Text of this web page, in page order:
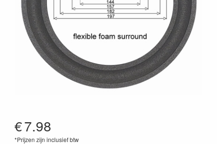
€7.98
*Prijzen zijn inclusief btw